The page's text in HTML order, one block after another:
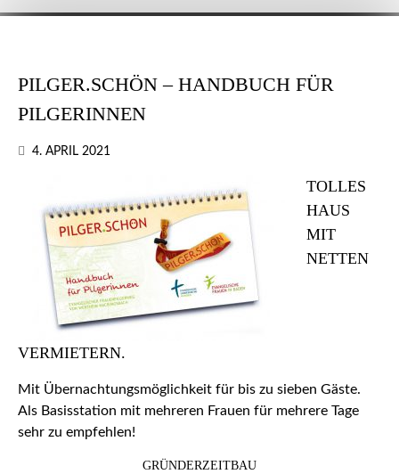
PILGER.SCHÖN – HANDBUCH FÜR
PILGERINNEN
4. APRIL 2021
TOLLES
HAUS
MIT
NETTEN
VERMIETERN.
Mit Übernachtungsmöglichkeit für bis zu sieben Gäste.
Als Basisstation mit mehreren Frauen für mehrere Tage
sehr zu empfehlen!
GRÜNDERZEITBAU